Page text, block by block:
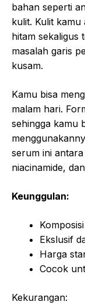
bahan seperti
kulit. Kulit
hitam sekaligus
masalah garis
kusam.
Kamu bisa
malam hari.
sehingga kamu
serum ini
niacinamide,
Keunggulan:
Ekslusif
Harga
Cocok
Kekurangan: